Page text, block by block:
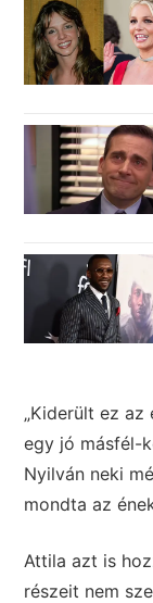
„Kiderült ez az
egy jó másfél-
Nyilván neki
mondta az
Attila azt is
részeit nem